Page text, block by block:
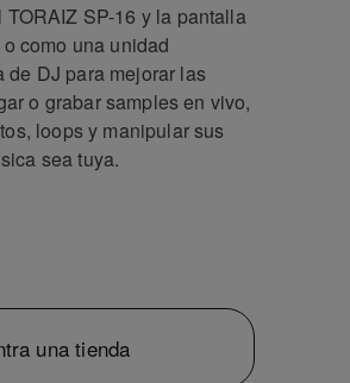
SP-16 y la pantalla
como una unidad
de DJ para mejorar las
o grabar samples en vivo,
loops y manipular sus
sea tuya.
una tienda